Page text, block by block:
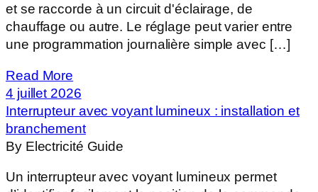
et se raccorde à un circuit d'éclairage, de
chauffage ou autre. Le réglage peut varier entre
une programmation journalière simple avec […]
Read More
4 juillet 2026
Interrupteur avec voyant lumineux : installation et
branchement
By Electricité Guide
Un interrupteur avec voyant lumineux permet